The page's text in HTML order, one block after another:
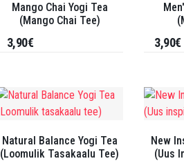
Mango Chai Yogi Tea
(Mango Chai Tee)
3,90€ 3,90€
Natural Balance Yogi Tea
(Loomulik Tasakaalu Tee)
New
(Uus